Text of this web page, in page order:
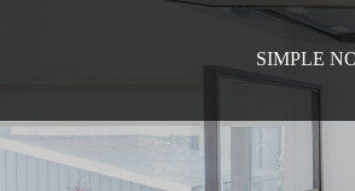
SIMPLE